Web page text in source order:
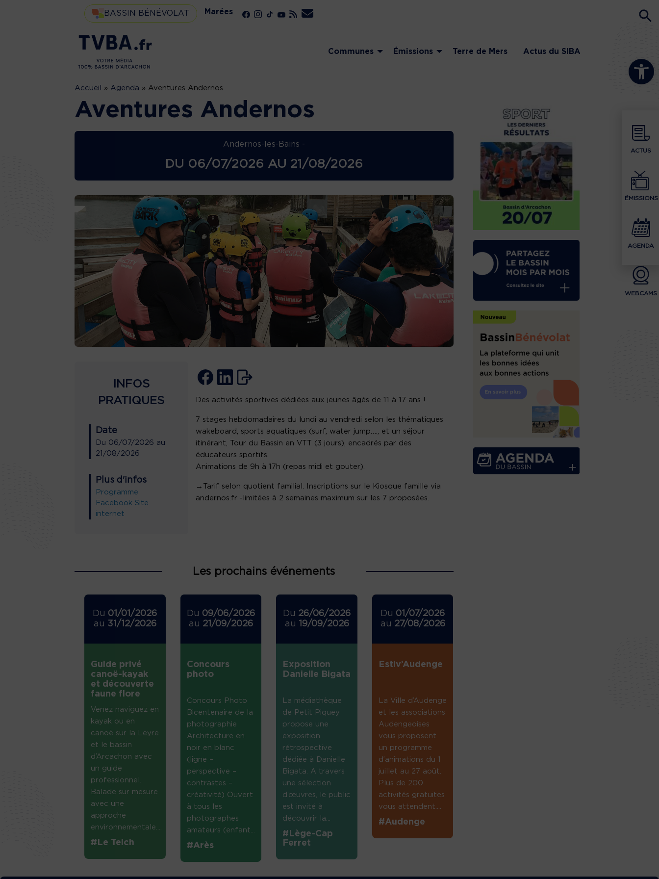
Ouvrir la
ACTUS
ÉMISSIONS
AGENDA
WEBCAMS
BASSIN BÉNÉVOLAT Marées
Communes Émissions Terre de Mers Actus du SIBA
Accueil » Agenda » Aventures Andernos
Aventures Andernos
Andernos-les-Bains -
DU 06/07/2026 AU 21/08/2026
INFOS
PRATIQUES
Date
Du 06/07/2026 au
21/08/2026
Plus d'infos
Programme
Facebook Site
internet
Des activités sportives dédiées aux jeunes âgés de 11 à 17 ans !
7 stages hebdomadaires du lundi au vendredi selon les thématiques
wakeboard, sports aquatiques (surf, water jump…., et un séjour
itinérant, Tour du Bassin en VTT (3 jours), encadrés par des
éducateurs sportifs.
Animations de 9h à 17h (repas midi et gouter).
→Tarif selon quotient familial. Inscriptions sur le Kiosque famille via
andernos.fr -limitées à 2 semaines maximum sur les 7 proposées.
Les prochains événements
Du 01/01/2026
au 31/12/2026
Guide privé
canoë-kayak
et découverte
faune flore
Venez naviguez en
kayak ou en
canoë sur la Leyre
et le bassin
d’Arcachon avec
un guide
professionnel.
Balade sur mesure
avec une
approche
environnementale....
#Le Teich
Du 09/06/2026
au 21/09/2026
Concours
photo
Concours Photo
Bicentenaire de la
photographie
Architecture en
noir en blanc
(ligne –
perspective –
contrastes –
créativité) Ouvert
à tous les
photographes
amateurs (enfant...
#Arès
Du 26/06/2026
au 19/09/2026
Exposition
Danielle Bigata
La médiathèque
de Petit Piquey
propose une
exposition
rétrospective
dédiée à Danielle
Bigata. A travers
une sélection
d’œuvres, le public
est invité à
découvrir la...
#Lège-Cap
Ferret
Du 01/07/2026
au 27/08/2026
Estiv’Audenge
La Ville d’Audenge
et les associations
Audengeoises
vous proposent
un programme
d’animations du 1
juillet au 27 août.
Plus de 200
activités gratuites
vous attendent....
#Audenge